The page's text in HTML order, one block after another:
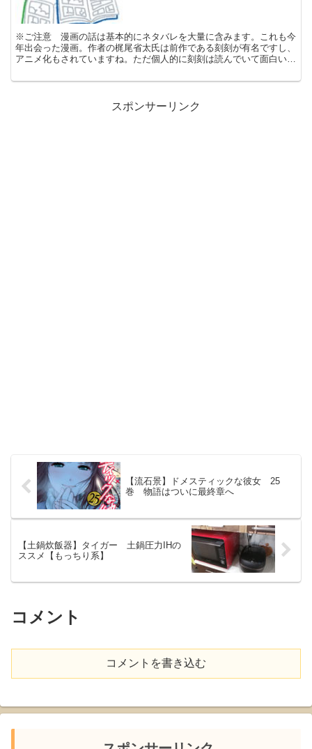
※ご注意 漫画の話は基本的にネタバレを大量に含みます。これも今
年出会った漫画。作者の梶尾省太氏は前作である刻刻が有名ですし、
アニメ化もされていますね。ただ個人的に刻刻は読んでいて面白いと
スポンサーリンク
【流石景】ドメスティックな彼女 25
巻 物語はついに最終章へ
【土鍋炊飯器】タイガー 土鍋圧力IHの
ススメ【もっちり系】
コメント
コメントを書き込む